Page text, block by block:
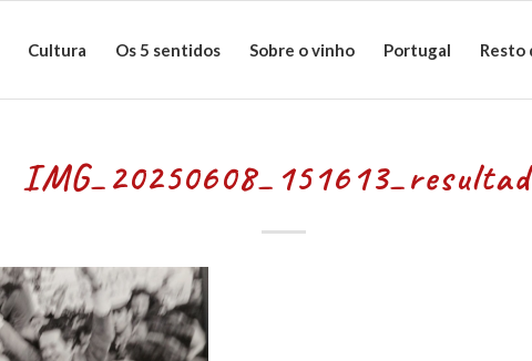
Cultura Os 5 sentidos Sobre o vinho Portugal Resto